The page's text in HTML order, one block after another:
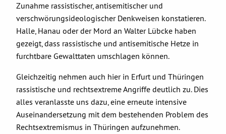
Zunahme rassistischer, antisemitischer und
verschwörungsideologischer Denkweisen konstatieren.
Halle, Hanau oder der Mord an Walter Lübcke haben
gezeigt, dass rassistische und antisemitische Hetze in
furchtbare Gewalttaten umschlagen können.
Gleichzeitig nehmen auch hier in Erfurt und Thüringen
rassistische und rechtsextreme Angriffe deutlich zu. Dies
alles veranlasste uns dazu, eine erneute intensive
Auseinandersetzung mit dem bestehenden Problem des
Rechtsextremismus in Thüringen aufzunehmen.